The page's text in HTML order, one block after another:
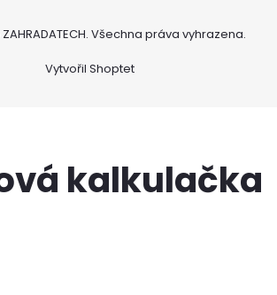
Vytvořil Shoptet
ZAHRADATECH. Všechna práva vyhrazena.
kalkulačka